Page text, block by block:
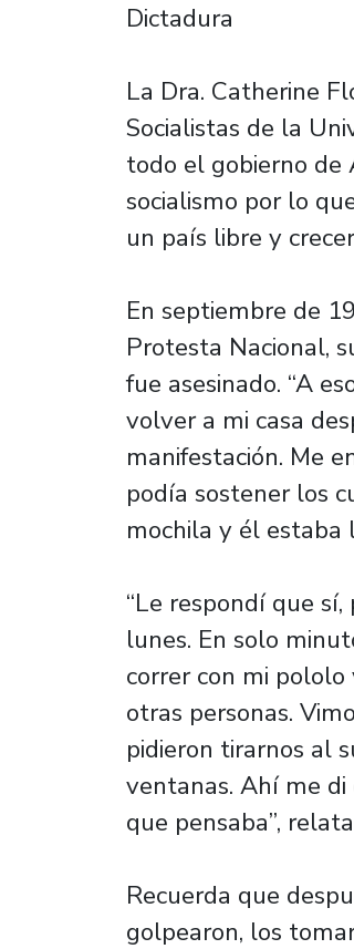
Dictadura
La Dra. Catherine
Socialistas de la
todo el gobierno de
socialismo por lo
un país libre y
En septiembre de
Protesta Nacional,
fue asesinado. “A
volver a mi casa
manifestación. Me
podía sostener los
mochila y él estaba
“Le respondí que
lunes. En solo
correr con mi
otras personas.
pidieron tirarnos al
ventanas. Ahí me
que pensaba”,
Recuerda que
golpearon, los